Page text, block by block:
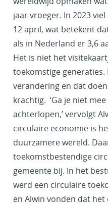
jaar vroeger. In 2023
12 april, wat betekent
als in Nederland er 3,6
Het is niet het
toekomstige
verandering en dat
krachtig. ‘Ga je niet
achterlopen,’ vervolgt
circulaire economie is
duurzamere wereld.
toekomstbestendige
gemeente bij. In het
werd een circulaire
en Alwin vonden dat